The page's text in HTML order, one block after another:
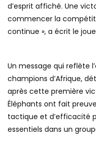
d’esprit affiché. Une
commencer la
continue », a écrit le
Un message qui reflète
champions d’Afrique,
après cette première
Éléphants ont fait
tactique et d’efficacité
essentiels dans un